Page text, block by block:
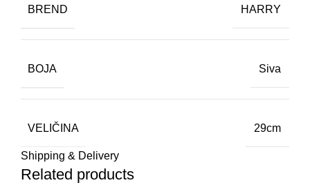
BREND HARRY
BOJA Siva
VELIČINA 29cm
Shipping & Delivery
Related products